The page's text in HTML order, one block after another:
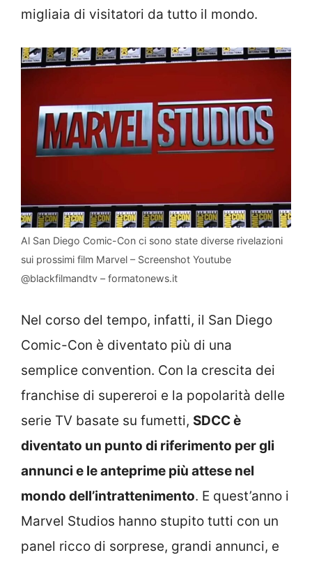
migliaia di visitatori da tutto il mondo.
Al San Diego Comic-Con ci sono state diverse rivelazioni
sui prossimi film Marvel – Screenshot Youtube
@blackfilmandtv – formatonews.it
Nel corso del tempo, infatti, il San Diego
Comic-Con è diventato più di una
semplice convention. Con la crescita dei
franchise di supereroi e la popolarità delle
serie TV basate su fumetti, SDCC è
diventato un punto di riferimento per gli
annunci e le anteprime più attese nel
mondo dell’intrattenimento. E quest’anno i
Marvel Studios hanno stupito tutti con un
panel ricco di sorprese, grandi annunci, e